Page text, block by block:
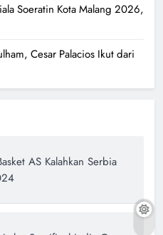
Soeratin Kota Malang 2026,
Cesar Palacios Ikut dari
AS Kalahkan Serbia